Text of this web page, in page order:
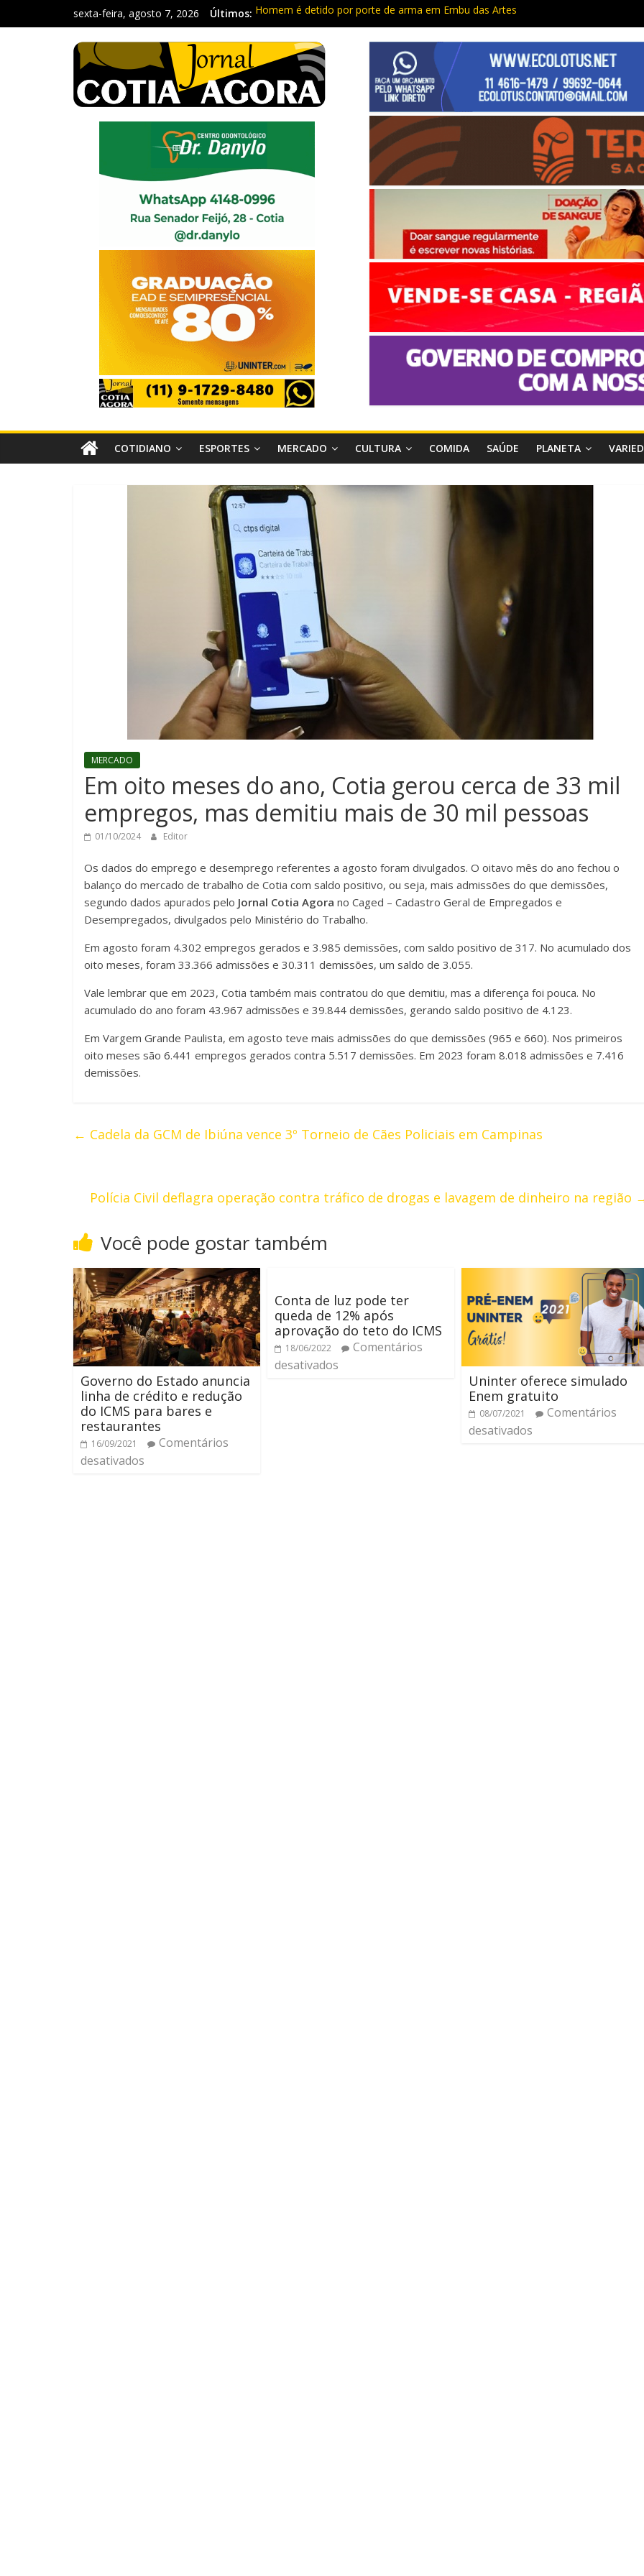
sexta-feira, agosto 7, 2026 Últimos: Homem é detido por porte de arma em Embu das Artes
Carretas da Capacitação trazem cursos gratuitos para Cotia e Vargem Grande
Traficante é preso com quase 400 porções de drogas no Jardim Rosemeire
Radares de Cotia vão passar por manutenção e vias serão interditadas
PM prende homem com grande quantidade de entorpecentes em Itapevi
COTIDIANO ESPORTES MERCADO CULTURA COMIDA SAÚDE PLANETA
MERCADO
Em oito meses do ano, Cotia gerou cerca de 33 mil
empregos, mas demitiu mais de 30 mil pessoas
01/10/2024 Editor
Os dados do emprego e desemprego referentes a agosto foram divulgados. O oitavo mês do ano fechou o
balanço do mercado de trabalho de Cotia com saldo positivo, ou seja, mais admissões do que demissões,
segundo dados apurados pelo Jornal Cotia Agora no Caged – Cadastro Geral de Empregados e
Desempregados, divulgados pelo Ministério do Trabalho.
Em agosto foram 4.302 empregos gerados e 3.985 demissões, com saldo positivo de 317. No acumulado dos
oito meses, foram 33.366 admissões e 30.311 demissões, um saldo de 3.055.
Vale lembrar que em 2023, Cotia também mais contratou do que demitiu, mas a diferença foi pouca. No
acumulado do ano foram 43.967 admissões e 39.844 demissões, gerando saldo positivo de 4.123.
Em Vargem Grande Paulista, em agosto teve mais admissões do que demissões (965 e 660). Nos primeiros
oito meses são 6.441 empregos gerados contra 5.517 demissões. Em 2023 foram 8.018 admissões e 7.416
demissões.
← Cadela da GCM de Ibiúna vence 3º Torneio de Cães Policiais em Campinas
Polícia Civil deflagra operação contra tráfico de drogas e lavagem de dinheiro na região
Você pode gostar também
Governo do Estado anuncia
linha de crédito e redução
do ICMS para bares e
restaurantes
16/09/2021
Comentários
desativados
Conta de luz pode ter
queda de 12% após
aprovação do teto do ICMS
18/06/2022
Comentários
desativados
Uninter oferece simulado
Enem gratuito
08/07/2021
Comentários
desativados